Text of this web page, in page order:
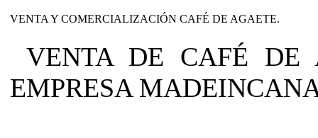
VENTA Y COMERCIALIZACIÓN CAFÉ DE AGAETE.
VENTA DE CAFÉ
EMPRESA